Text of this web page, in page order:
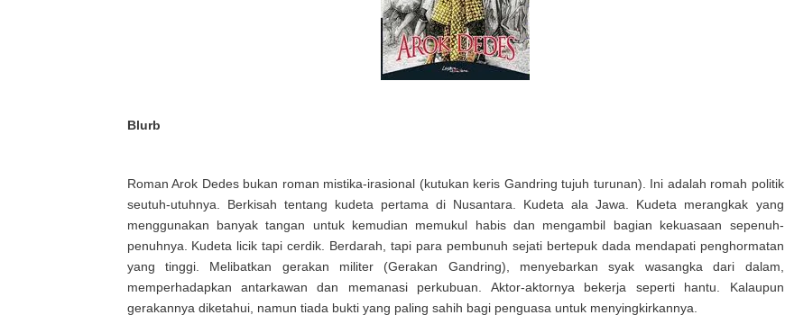
Blurb
Roman Arok Dedes bukan roman mistika-irasional (kutukan keris Gandring tujuh turunan). Ini adalah romah politik
seutuh-utuhnya. Berkisah tentang kudeta pertama di Nusantara. Kudeta ala Jawa. Kudeta merangkak yang
menggunakan banyak tangan untuk kemudian memukul habis dan mengambil bagian kekuasaan sepenuh-
penuhnya. Kudeta licik tapi cerdik. Berdarah, tapi para pembunuh sejati bertepuk dada mendapati penghormatan
yang tinggi. Melibatkan gerakan militer (Gerakan Gandring), menyebarkan syak wasangka dari dalam,
memperhadapkan antarkawan dan memanasi perkubuan. Aktor-aktornya bekerja seperti hantu. Kalaupun
gerakannya diketahui, namun tiada bukti yang paling sahih bagi penguasa untuk menyingkirkannya.